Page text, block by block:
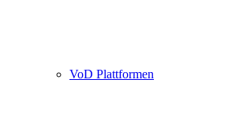
VoD Plattformen